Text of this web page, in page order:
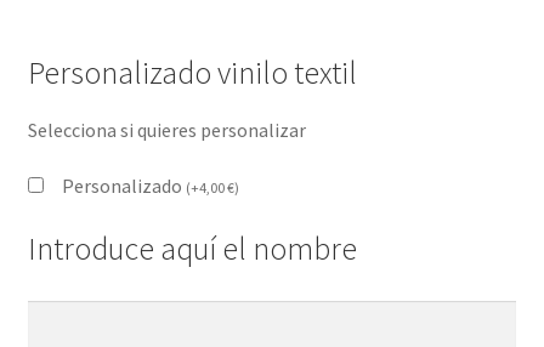
Personalizado vinilo textil
Selecciona si quieres personalizar
Personalizado (+4,00€)
Introduce aquí el nombre